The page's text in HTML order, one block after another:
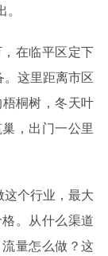
在临平区定下
这里距离市区
桐树，冬天叶
，出门一公里
个行业，最大
。从什么渠道
量怎么做？这